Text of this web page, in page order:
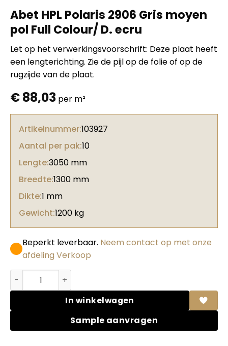
Abet HPL Polaris 2906 Gris moyen
pol Full Colour/ D. ecru
Let op het verwerkingsvoorschrift: Deze plaat heeft
een lengterichting. Zie de pijl op de folie of op de
rugzijde van de plaat.
€88,03 per m²
Artikelnummer:103927
Aantal per pak:10
Lengte:3050 mm
Breedte:1300 mm
Dikte:1 mm
Gewicht:1200 kg
Beperkt leverbaar. Neem contact op met onze
afdeling Verkoop
Abet HPL Polaris 2906 Gris moyen pol Full Colour/ D.
In winkelwagen
Sample aanvragen